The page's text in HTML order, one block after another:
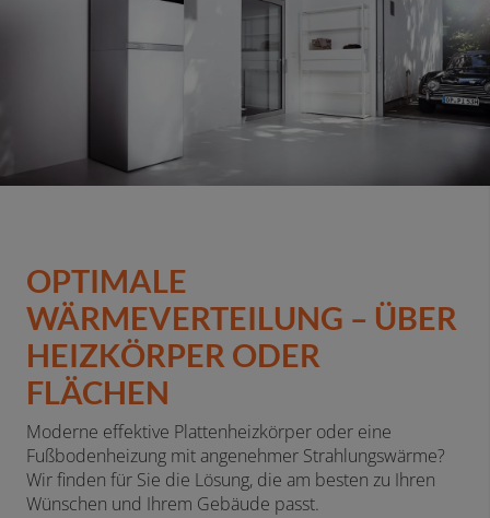
OPTIMALE
WÄRMEVERTEILUNG – ÜBER
HEIZKÖRPER ODER
FLÄCHEN
Moderne effektive Plattenheizkörper oder eine
Fußbodenheizung mit angenehmer Strahlungswärme?
Wir finden für Sie die Lösung, die am besten zu Ihren
Wünschen und Ihrem Gebäude passt.